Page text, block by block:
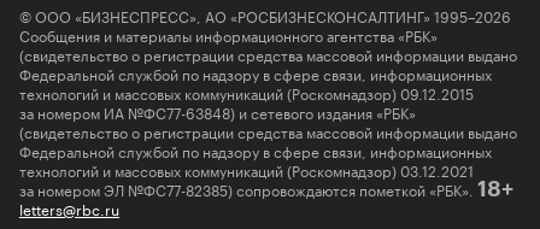
© ООО «БИЗНЕСПРЕСС», АО «РОСБИЗНЕСКОНСАЛТИНГ» 1995–2026
Сообщения и материалы информационного агентства «РБК»
(свидетельство о регистрации средства массовой информации выдано
Федеральной службой по надзору в сфере связи, информационных
технологий и массовых коммуникаций (Роскомнадзор) 09.12.2015
за номером ИА №ФС77-63848) и сетевого издания «РБК»
(свидетельство о регистрации средства массовой информации выдано
Федеральной службой по надзору в сфере связи, информационных
технологий и массовых коммуникаций (Роскомнадзор) 03.12.2021
за номером ЭЛ №ФС77-82385) сопровождаются пометкой «РБК». 18+
letters@rbc.ru